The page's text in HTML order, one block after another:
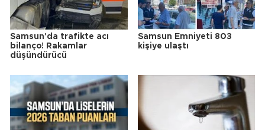
Samsun'da trafikte acı
bilanço! Rakamlar
düşündürücü
Samsun Emniyeti 803
kişiye ulaştı